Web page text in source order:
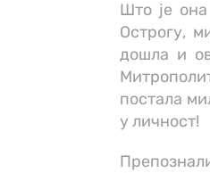
Што је
Острогу,
дошла и
постала
у личност!